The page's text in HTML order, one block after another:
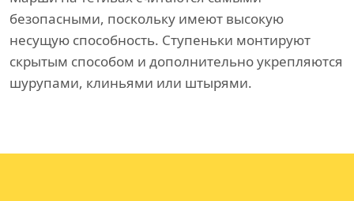
безопасными, поскольку имеют высокую
несущую способность. Ступеньки монтируют
скрытым способом и дополнительно укрепляются
шурупами, клиньями или штырями.